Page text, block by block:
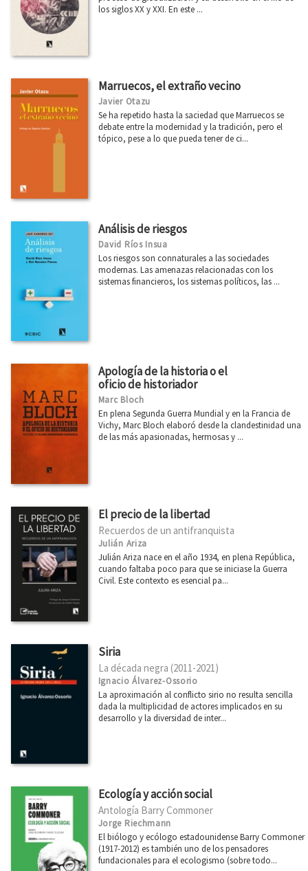
los siglos XX y XXI. En este ...
Marruecos, el extraño vecino
Javier Otazu
Se ha repetido hasta la saciedad que Marruecos se
debate entre la modernidad y la tradición, pero el
tópico, pese a lo que pueda tener de ci...
Análisis de riesgos
David Ríos Insua
Los riesgos son connaturales a las sociedades
modernas. Las amenazas relacionadas con los
sistemas financieros, los sistemas políticos, las ...
Apología de la historia o el
oficio de historiador
Marc Bloch
En plena Segunda Guerra Mundial y en la Francia de
Vichy, Marc Bloch elaboró desde la clandestinidad una
de las más apasionadas, hermosas y ...
El precio de la libertad
Recuerdos de un antifranquista
Julián Ariza
Julián Ariza nace en el año 1934, en plena República,
cuando faltaba poco para que se iniciase la Guerra
Civil. Este contexto es esencial pa...
Siria
La década negra (2011-2021)
Ignacio Álvarez-Ossorio
La aproximación al conflicto sirio no resulta sencilla
dada la multiplicidad de actores implicados en su
desarrollo y la diversidad de inter...
Ecología y acción social
Antología Barry Commoner
Jorge Riechmann
El biólogo y ecólogo estadounidense Barry Commoner
(1917-2012) es también uno de los pensadores
fundacionales para el ecologismo (sobre todo...